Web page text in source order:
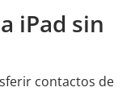
iPad sin
contactos de